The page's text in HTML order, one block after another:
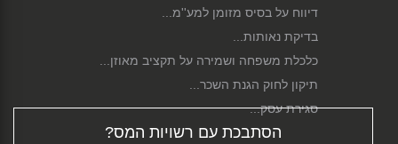
דיווח על בסיס מזומן למע''מ...
בדיקת נאותות...
כלכלת משפחה ושמירה על תקציב מאוזן...
תיקון לחוק הגנת השכר...
סגירת עסק...
פירוק חברה...
הסתבכת עם רשויות המס?